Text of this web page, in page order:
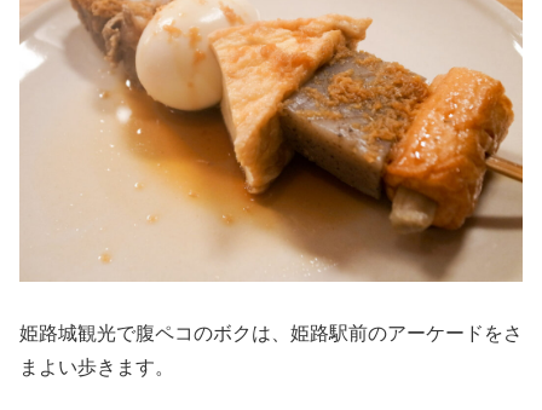
姫路城観光で腹ペコのボクは、姫路駅前のアーケードをさ
まよい歩きます。